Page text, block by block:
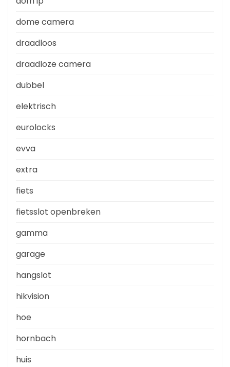
dome camera
draadloos
draadloze camera
dubbel
elektrisch
eurolocks
evva
extra
fiets
fietsslot openbreken
gamma
garage
hangslot
hikvision
hoe
hornbach
huis